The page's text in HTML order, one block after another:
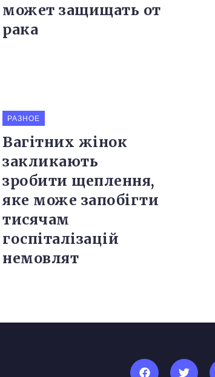
может защищать от
рака
РАЗНОЕ
Вагітних жінок
закликають
зробити щеплення,
яке може запобігти
тисячам
госпіталізацій
немовлят